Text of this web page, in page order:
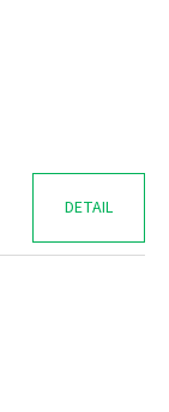
DETAIL